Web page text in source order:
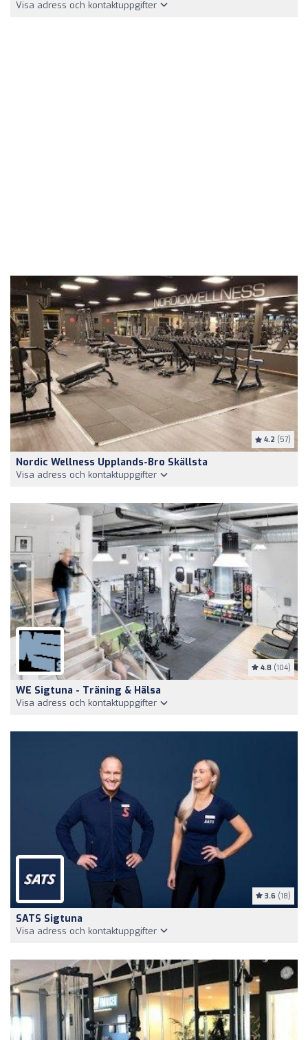
Visa adress och kontaktuppgifter
4.2 (57)
Nordic Wellness Upplands-Bro Skällsta
Visa adress och kontaktuppgifter
4.8 (104)
WE Sigtuna - Träning & Hälsa
Visa adress och kontaktuppgifter
3.6 (18)
SATS Sigtuna
Visa adress och kontaktuppgifter